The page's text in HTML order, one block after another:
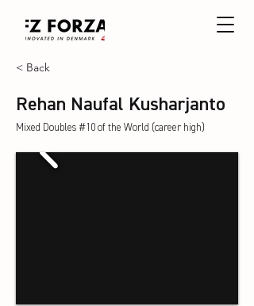
< Back
Rehan Naufal Kusharjanto
Mixed Doubles #10 of the World (career high)